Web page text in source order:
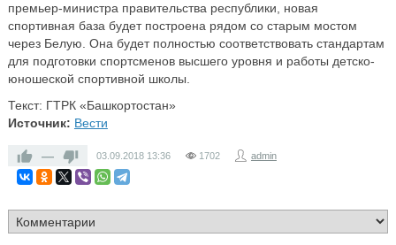
премьер-министра правительства республики, новая
спортивная база будет построена рядом со старым мостом
через Белую. Она будет полностью соответствовать стандартам
для подготовки спортсменов высшего уровня и работы детско-
юношеской спортивной школы.
Текст: ГТРК «Башкортостан»
Источник: Вести
— 03.09.2018 13:36 1702 admin